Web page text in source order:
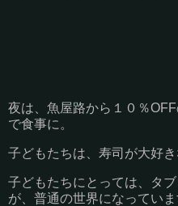
夜は、魚屋路から１０％
で食事に。
子どもたちは、寿司が大好き
子どもたちにとっては、タ
が、普通の世界になっていま